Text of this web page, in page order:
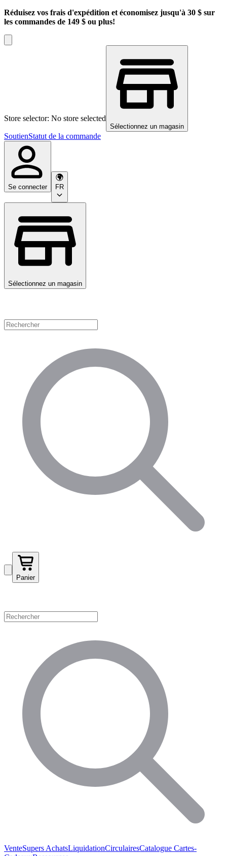
Réduisez vos frais d'expédition et économisez jusqu'à 30 $ sur
les commandes de 149 $ ou plus!
Store selector: No store selected
Sélectionnez un magasin
SoutienStatut de la commande
Se connecter FR
Sélectionnez un magasin
Panier
VenteSupers AchatsLiquidationCirculairesCatalogue Cartes-